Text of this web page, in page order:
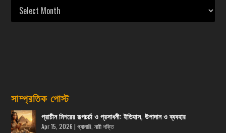
সাম্প্রতিক পোস্ট
প্রাচীন মিশরের রূপচর্চা ও প্রসাধনী: ইতিহাস, উপাদান ও ব্যবহার
Apr 15, 2026 |গ্যালারি ,নারী শক্তি